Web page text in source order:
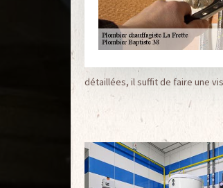
détaillées, il suffit de faire une